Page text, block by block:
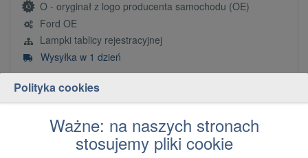
O - oryginał z logo producenta samochodu (OE)
Ford OE
Lampki tablicy rejestracyjnej
Wysyłka w 1 dzień
83,12 zł
szt.
Dodaj
Polityka cookies
Ważne: na naszych stronach
stosujemy pliki cookie